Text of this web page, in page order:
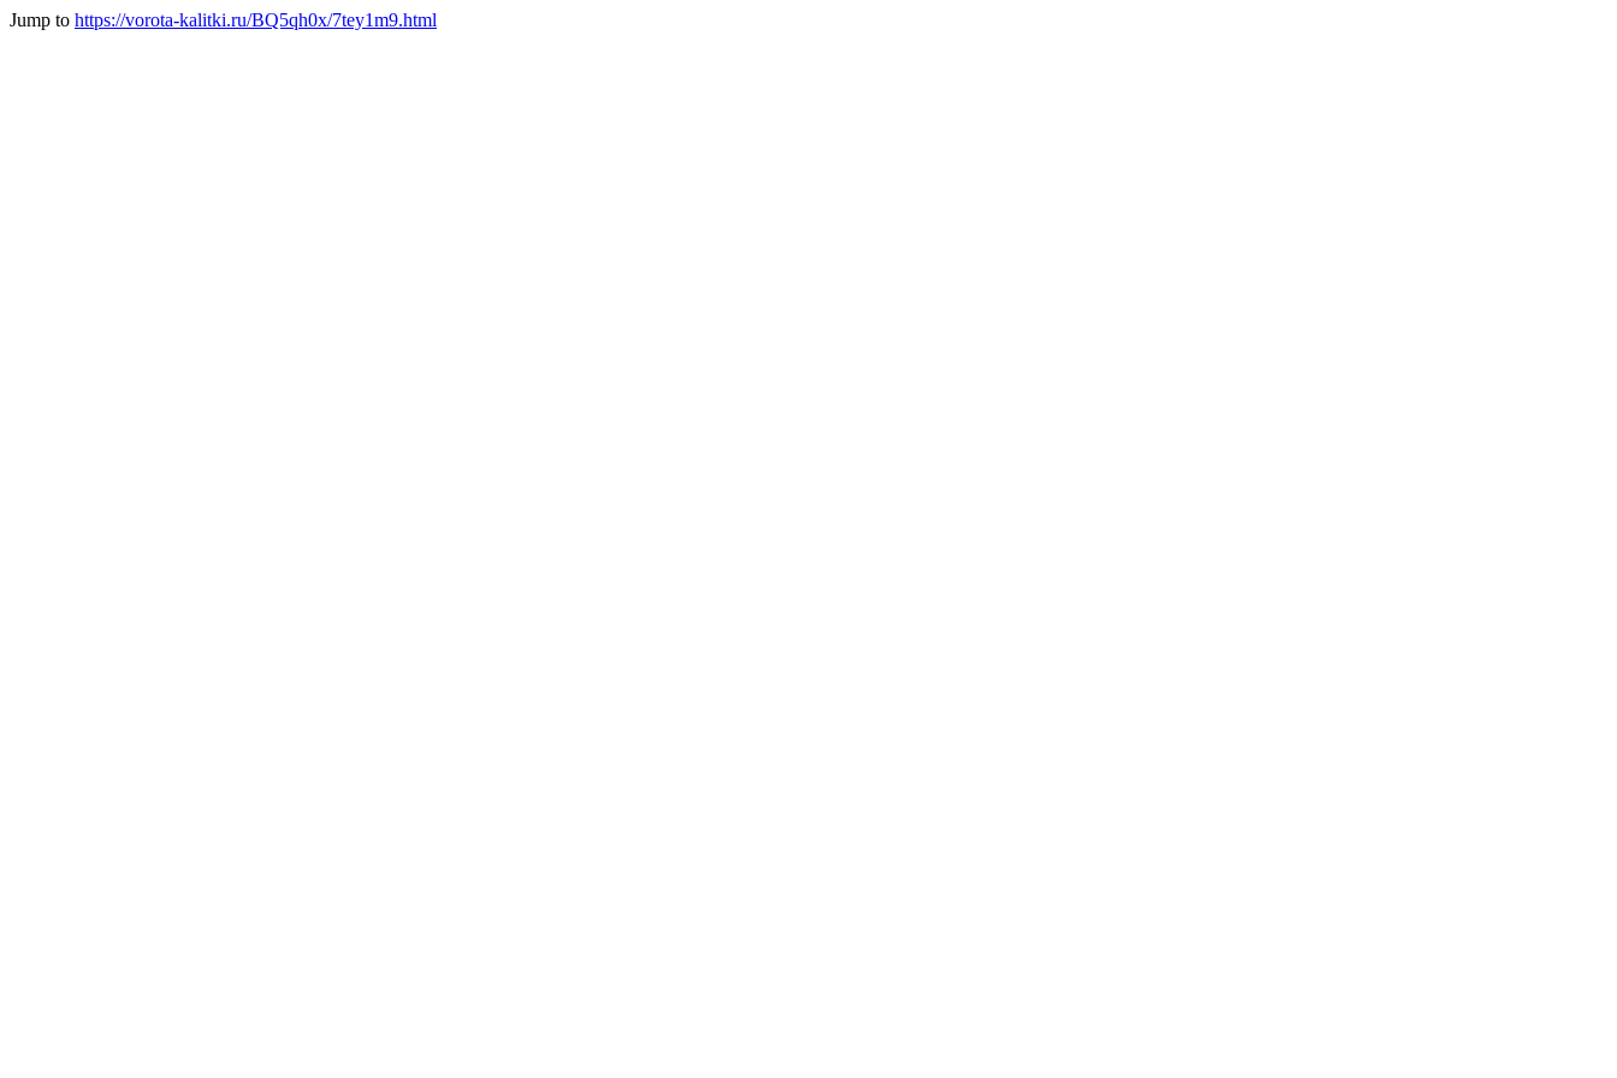
Jump to https://vorota-kalitki.ru/BQ5qh0x/7tey1m9.html